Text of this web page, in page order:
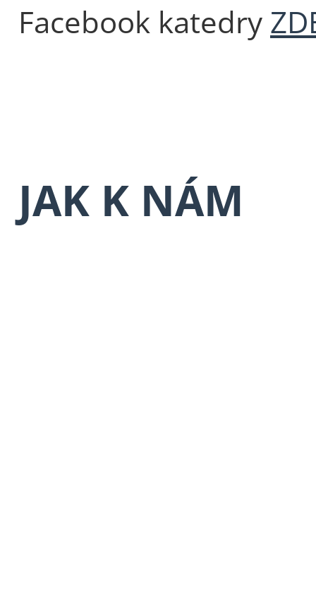
Facebook katedry
JAK K NÁM